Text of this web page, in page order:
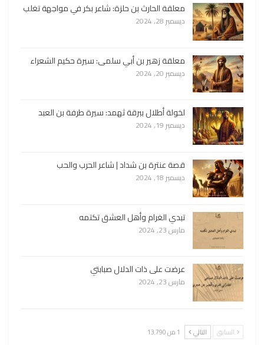
معلقة الحارث بن حلزة: شاعر بكر في مواجهة تغلب
ديسمبر 28, 2024
معلقة زهير بن أبي سلمى: سيرة حكيم الشعراء
ديسمبر 20, 2024
لخولة أطلال ببرقة ثهمد: سيرة طرفة بن العبد
ديسمبر 19, 2024
قصة عنترة بن شداد | شاعر الحرب والحب
ديسمبر 18, 2024
تبدي الغرام وأهل العشق تكتمه
مارس 23, 2024
عرضت على ذات الدلال صبابتي
مارس 23, 2024
السابق التالي 1 من 13٬790